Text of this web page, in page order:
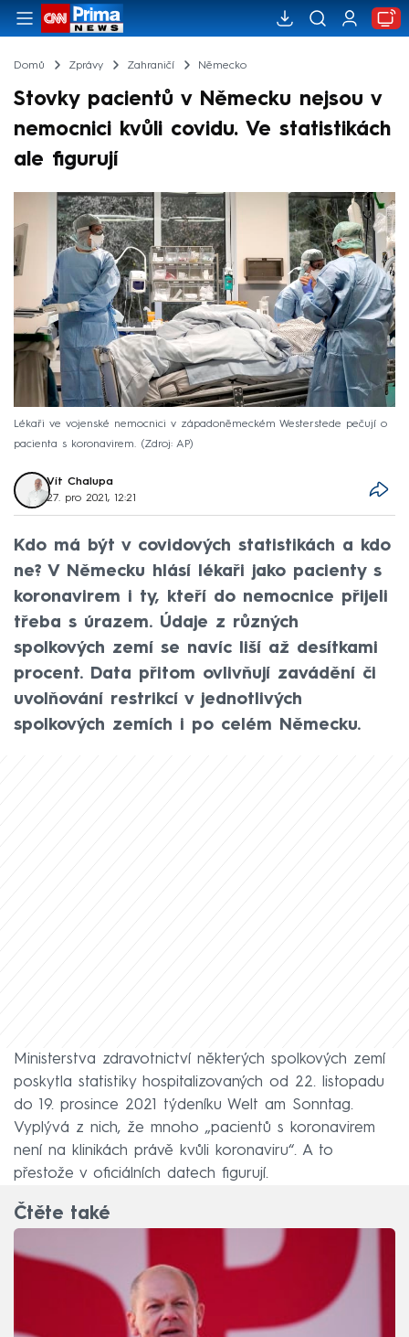
Domů Zprávy Zahraničí Německo
Stovky pacientů v Německu nejsou v
nemocnici kvůli covidu. Ve statistikách
ale figurují
Lékaři ve vojenské nemocnici v západoněmeckém Westerstede pečují o
pacienta s koronavirem.
Zdroj: AP
Vít Chalupa
27. pro 2021, 12:21
Kdo má být v covidových statistikách a kdo
ne? V Německu hlásí lékaři jako pacienty s
koronavirem i ty, kteří do nemocnice přijeli
třeba s úrazem. Údaje z různých
spolkových zemí se navíc liší až desítkami
procent. Data přitom ovlivňují zavádění či
uvolňování restrikcí v jednotlivých
spolkových zemích i po celém Německu.
Ministerstva zdravotnictví některých spolkových zemí
poskytla statistiky hospitalizovaných od 22. listopadu
do 19. prosince 2021 týdeníku Welt am Sonntag.
Vyplývá z nich, že mnoho „pacientů s koronavirem
není na klinikách právě kvůli koronaviru“. A to
přestože v oficiálních datech figurují.
Čtěte také